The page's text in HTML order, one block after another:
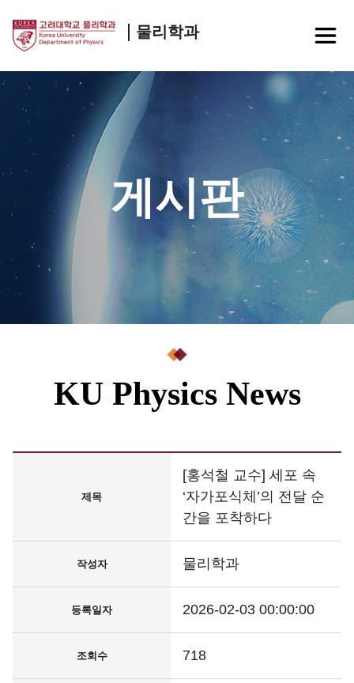
물리학과
게시판
KU Physics News
제목
[홍석철 교수] 세포 속
‘자가포식체’의 전달 순
간을 포착하다
작성자 물리학과
등록일자 2026-02-03 00:00:00
조회수 718